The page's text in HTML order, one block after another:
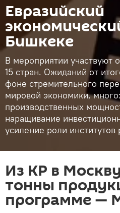
Евразийский
Бишкеке
В мероприятии участвуют
15 стран. Ожиданий от
фоне стремительного
мировой экономики,
производственных
наращивание
усиление роли институтов
Из КР в
тонны
программе —